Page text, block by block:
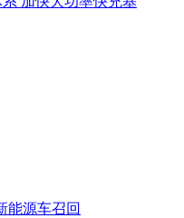
能源车召回